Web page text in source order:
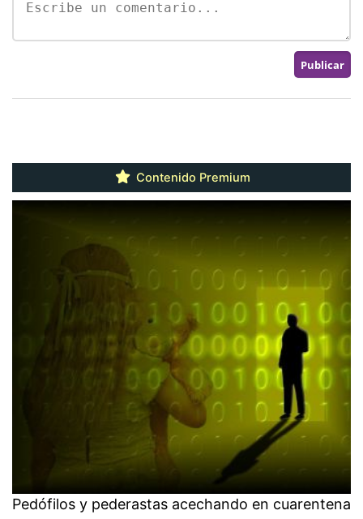
Contenido Premium
Pedófilos y pederastas acechando en cuarentena